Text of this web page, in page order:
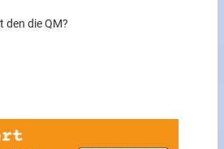
den die QM?